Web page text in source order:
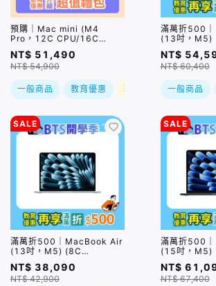
預購｜Mac mini (M4
Pro，12C CPU/16C
GPU/24GB/512GB)
NT$ 51,490
NT$ 54,900
一般商品 教育優惠 現折
滿萬折500
(13吋，M5)
GPU/24GB/
(售價已折)｜
依訂單順序出
NT$
NT$ 60,400
一般商品
SALE
滿萬折500｜MacBook Air
(13吋，M5) (8C
GPU/16GB/512GB) / 四色
(售價已折)｜預購，到貨後
依訂單順序出貨
NT$ 38,090
NT$ 42,900
SALE
滿萬折500
(15吋，M5)
GPU/24GB/
(售價已折)｜
依訂單順序出
NT$
NT$ 67,400